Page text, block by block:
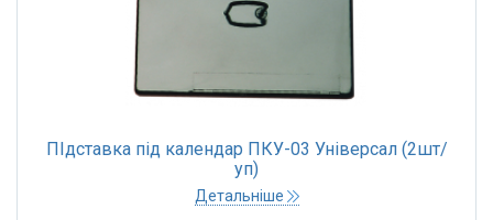
Ранці,рюкзаки,сумки,портфелі пластикові
Товари для школи та дитячої творчості
ПІдставка під календар ПКУ-03 Універсал (2шт/
уп)
Детальніше